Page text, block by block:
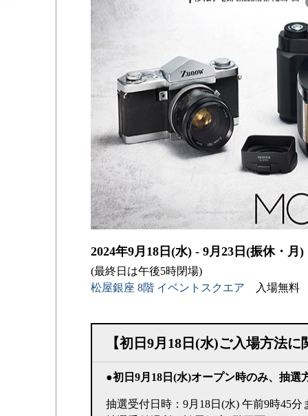
2024年9月18日(水) - 9月23日(振休・
(最終日は午後5時閉場)
松屋銀座 8階 イベントスクエア 入場無料
【初日9月18日(水)ご入場方法
●初日9月18日(水)オープン時のみ、抽
抽選受付日時：9月18日(水) 午前9時45分